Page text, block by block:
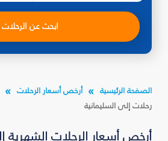
ابحث عن الرحلات
الصفحة الرئيسية أرخص أسعار الرحلات
رحلات إلى السليمانية‎